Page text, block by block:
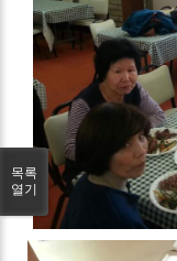
목록
열기